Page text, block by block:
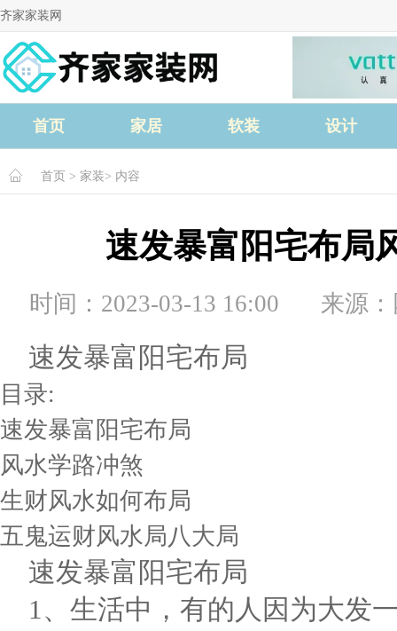
齐家家装网
首页 家居 软装 设计
首页 > 家装> 内容
速发暴富阳宅布局
时间：2023-03-13 16:00 来源
速发暴富阳宅布局
目录:
速发暴富阳宅布局
风水学路冲煞
生财风水如何布局
五鬼运财风水局八大局
速发暴富阳宅布局
1、生活中，有的人因为大发